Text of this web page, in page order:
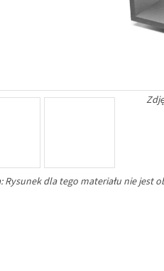
Rysunek dla tego materiału nie jest